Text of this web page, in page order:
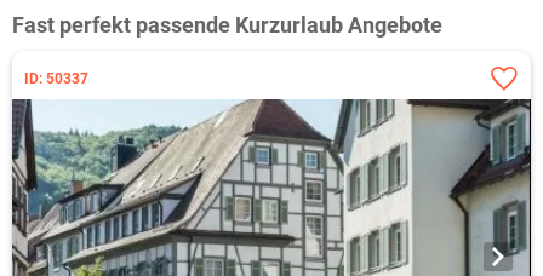
Fast perfekt passende Kurzurlaub Angebote
ID: 50337